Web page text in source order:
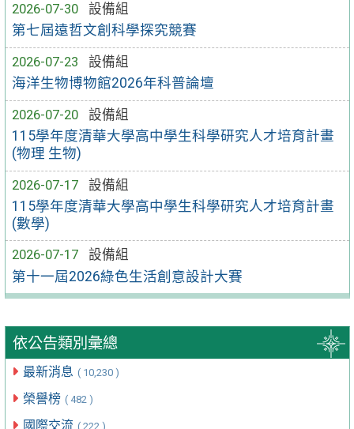
2026-07-30
設備組
第七屆遠哲文創科學探究競賽
2026-07-23
設備組
海洋生物博物館2026年科普論壇
2026-07-20
設備組
115學年度清華大學高中學生科學研究人才培育計畫
(物理 生物)
2026-07-17
設備組
115學年度清華大學高中學生科學研究人才培育計畫
(數學)
2026-07-17
設備組
第十一屆2026綠色生活創意設計大賽
依公告類別彙總
最新消息 ( 10,230 )
榮譽榜 ( 482 )
國際交流 ( 222 )